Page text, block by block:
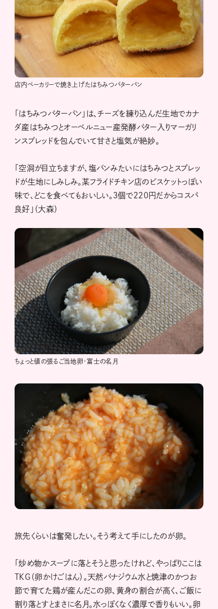
店内ベーカリーで焼き上げたはちみつバターパン
「はちみつバターパン」は、チーズを練り込んだ生地でカナ
ダ産はちみつとオーベルニュー産発酵バター入りマーガリ
ンスプレッドを包んでいて甘さと塩気が絶妙。
「空洞が目立ちますが、塩パンみたいにはちみつとスプレッ
ドが生地にしみしみ。某フライドチキン店のビスケットっぽい
味で、どこを食べてもおいしい。3個で220円だからコスパ
良好」（大森）
ちょっと値の張るご当地卵・富士の名月
旅先くらいは奮発したい。そう考えて手にしたのが卵。
「炒め物かスープに落とそうと思ったけれど、やっぱりここは
TKG（卵かけごはん）。天然バナジウム水と焼津のかつお
節で育てた鶏が産んだこの卵、黄身の割合が高く、ご飯に
割り落とすとまさに名月。水っぽくなく濃厚で香りもいい。卵